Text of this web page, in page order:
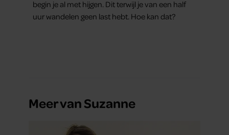
partners kunnen deze gegevens combineren met andere
informatie die u aan ze heeft verstrekt of die ze hebben
begin je al met hijgen. Dit terwijl je van een half
uur wandelen geen last hebt. Hoe kan dat?
Meer van Suzanne